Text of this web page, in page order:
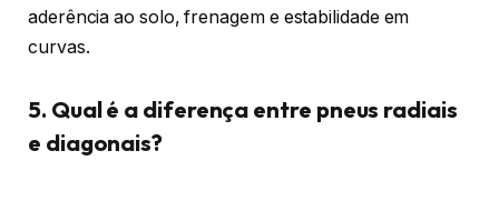
aderência ao solo, frenagem e estabilidade em
curvas.
5. Qual é a diferença entre pneus radiais
e diagonais?